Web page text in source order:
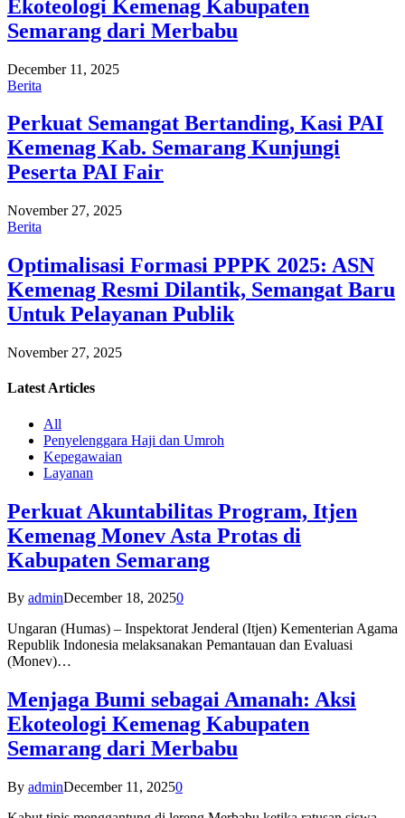
Ekoteologi Kemenag Kabupaten
Semarang dari Merbabu
December 11, 2025
Berita
Perkuat Semangat Bertanding, Kasi PAI
Kemenag Kab. Semarang Kunjungi
Peserta PAI Fair
November 27, 2025
Berita
Optimalisasi Formasi PPPK 2025: ASN
Kemenag Resmi Dilantik, Semangat Baru
Untuk Pelayanan Publik
November 27, 2025
Latest Articles
All
Penyelenggara Haji dan Umroh
Kepegawaian
Layanan
Perkuat Akuntabilitas Program, Itjen
Kemenag Monev Asta Protas di
Kabupaten Semarang
By adminDecember 18, 20250
Ungaran (Humas) – Inspektorat Jenderal (Itjen) Kementerian Agama
Republik Indonesia melaksanakan Pemantauan dan Evaluasi
(Monev)…
Menjaga Bumi sebagai Amanah: Aksi
Ekoteologi Kemenag Kabupaten
Semarang dari Merbabu
By adminDecember 11, 20250